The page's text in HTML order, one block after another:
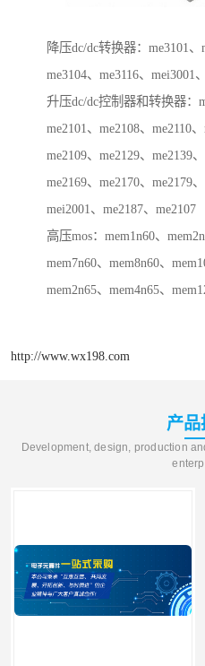
降压dc/dc转换器：me3101、
me3104、me3116、mei3001
升压dc/dc控制器和转换器：
me2101、me2108、me2110、
me2109、me2129、me2139
me2169、me2170、me2179
mei2001、me2187、me2107
高压mos：mem1n60、
mem7n60、mem8n60、
mem2n65、mem4n65、
http://www.wx198.com
产品
Development, design, production